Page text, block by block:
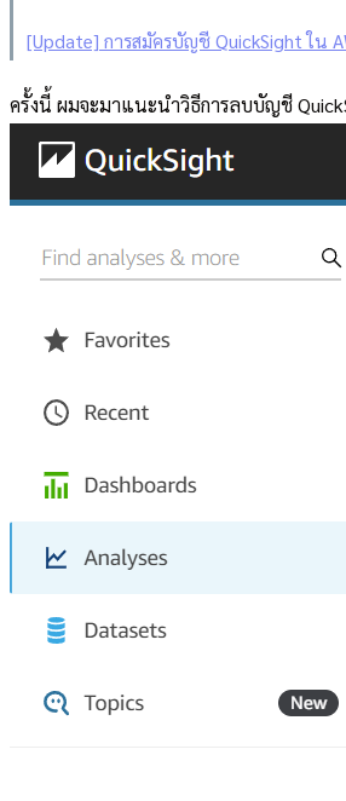
[Update] การสมัครบัญชี QuickSight ใน
ครั้งนี้ ผมจะมาแนะนำวิธีการลบบัญชี